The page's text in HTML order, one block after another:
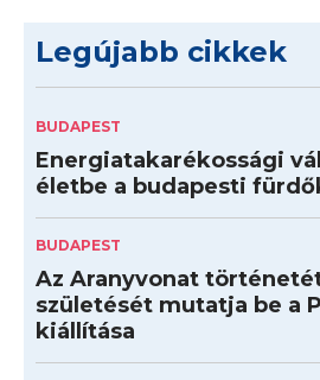
Legújabb cikkek
BUDAPEST
Energiatakarékossági
életbe a budapesti
BUDAPEST
Az Aranyvonat
születését mutatja be a
kiállítása